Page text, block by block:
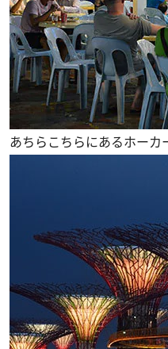
あちらこちらにあるホー